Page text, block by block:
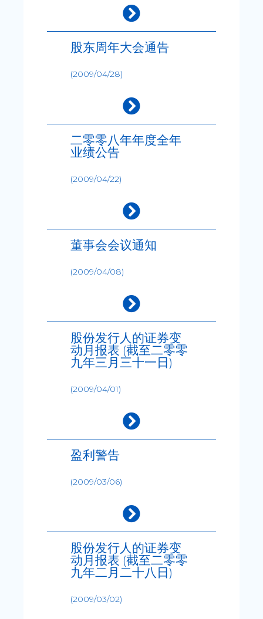
股东周年大会通告
(2009/04/28)
二零零八年年度全年
业绩公告
(2009/04/22)
董事会会议通知
(2009/04/08)
股份发行人的证券变
动月报表 (截至二零零
九年三月三十一日)
(2009/04/01)
盈利警告
(2009/03/06)
股份发行人的证券变
动月报表 (截至二零零
九年二月二十八日)
(2009/03/02)